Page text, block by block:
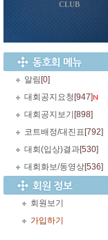
CLUB
알림 [0]
대회공지요청 [947]
대회공지보기 [898]
코트배정/대진표 [792]
대회(입상)결과[530]
대회화보/동영상[536]
회원보기
가입하기